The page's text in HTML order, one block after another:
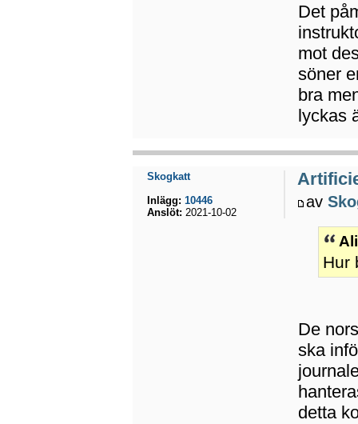
Det
mot
söner
bra
lyckas
av
Hur
De
ska
detta
Skogkatt
Inlägg: 10446
Anslöt: 2021-10-02